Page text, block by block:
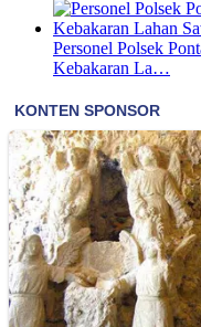
Personel Polsek
Kebakaran La…